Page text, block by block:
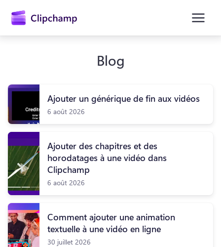
principal
Se connecter
Essayez gratuitement
Blog
Ajouter un générique de fin aux vidéos
6 août 2026
Ajouter des chapitres et des
horodatages à une vidéo dans
Clipchamp
6 août 2026
Comment ajouter une animation
textuelle à une vidéo en ligne
30 juillet 2026